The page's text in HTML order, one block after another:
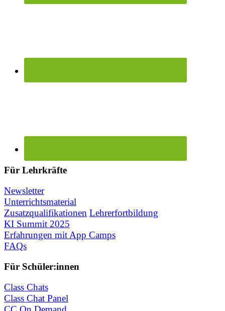
Für Lehrkräfte
Newsletter
Unterrichtsmaterial
Zusatzqualifikationen Lehrerfortbildung
KI Summit 2025
Erfahrungen mit App Camps
FAQs
Für Schüler:innen
Class Chats
Class Chat Panel